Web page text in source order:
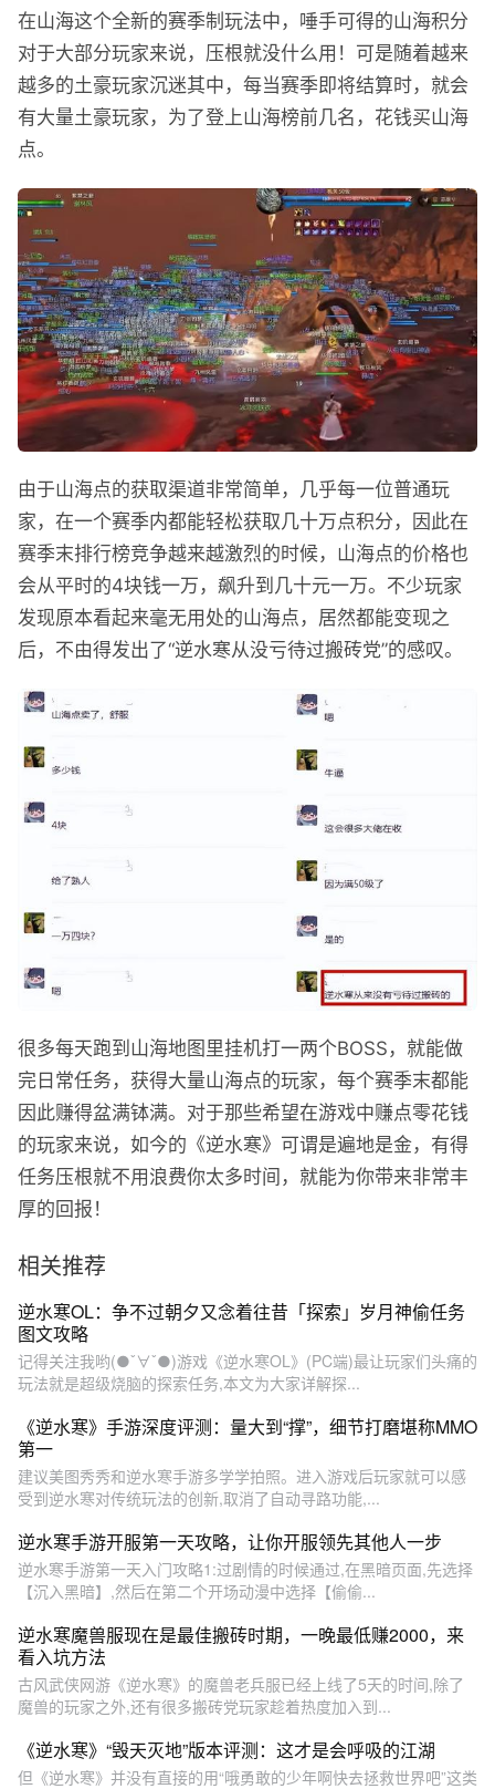
在山海这个全新的赛季制玩法中，唾手可得的山海积分
对于大部分玩家来说，压根就没什么用！可是随着越来
越多的土豪玩家沉迷其中，每当赛季即将结算时，就会
有大量土豪玩家，为了登上山海榜前几名，花钱买山海
点。
由于山海点的获取渠道非常简单，几乎每一位普通玩
家，在一个赛季内都能轻松获取几十万点积分，因此在
赛季末排行榜竞争越来越激烈的时候，山海点的价格也
会从平时的4块钱一万，飙升到几十元一万。不少玩家
发现原本看起来毫无用处的山海点，居然都能变现之
后，不由得发出了“逆水寒从没亏待过搬砖党”的感叹。
很多每天跑到山海地图里挂机打一两个BOSS，就能做
完日常任务，获得大量山海点的玩家，每个赛季末都能
因此赚得盆满钵满。对于那些希望在游戏中赚点零花钱
的玩家来说，如今的《逆水寒》可谓是遍地是金，有得
任务压根就不用浪费你太多时间，就能为你带来非常丰
厚的回报！
相关推荐
逆水寒OL：争不过朝夕又念着往昔「探索」岁月神偷任务
图文攻略
记得关注我哟(●ˇ∀ˇ●)游戏《逆水寒OL》(PC端)最让玩家们头痛的
玩法就是超级烧脑的探索任务,本文为大家详解探...
《逆水寒》手游深度评测：量大到“撑”，细节打磨堪称MMO
第一
建议美图秀秀和逆水寒手游多学学拍照。进入游戏后玩家就可以感
受到逆水寒对传统玩法的创新,取消了自动寻路功能,...
逆水寒手游开服第一天攻略，让你开服领先其他人一步
逆水寒手游第一天入门攻略1:过剧情的时候通过,在黑暗页面,先选择
【沉入黑暗】,然后在第二个开场动漫中选择【偷偷...
逆水寒魔兽服现在是最佳搬砖时期，一晚最低赚2000，来
看入坑方法
古风武侠网游《逆水寒》的魔兽老兵服已经上线了5天的时间,除了
魔兽的玩家之外,还有很多搬砖党玩家趁着热度加入到...
《逆水寒》“毁天灭地”版本评测：这才是会呼吸的江湖
但《逆水寒》并没有直接的用“哦勇敢的少年啊快去拯救世界吧”这类